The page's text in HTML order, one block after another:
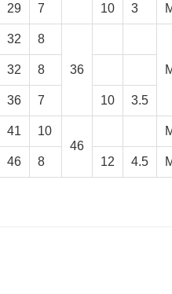
29 7 10 3
32 8
36
32 8
36 7 10 3.5
41
10
46
46 8 12 4.5